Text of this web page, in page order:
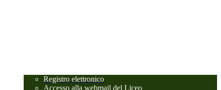
Registro elettronico
Accesso alla webmail del Liceo